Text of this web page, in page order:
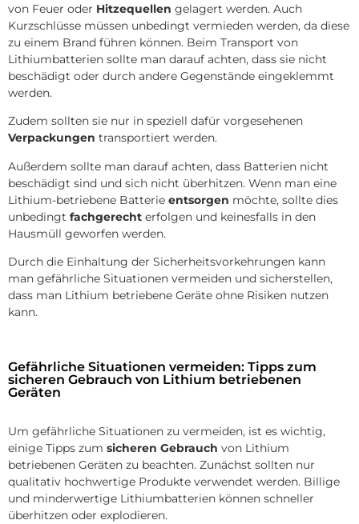
von Feuer oder Hitzequellen gelagert werden. Auch
Kurzschlüsse müssen unbedingt vermieden werden, da diese
zu einem Brand führen können. Beim Transport von
Lithiumbatterien sollte man darauf achten, dass sie nicht
beschädigt oder durch andere Gegenstände eingeklemmt
werden.
Zudem sollten sie nur in speziell dafür vorgesehenen
Verpackungen transportiert werden.
Außerdem sollte man darauf achten, dass Batterien nicht
beschädigt sind und sich nicht überhitzen. Wenn man eine
Lithium-betriebene Batterie entsorgen möchte, sollte dies
unbedingt fachgerecht erfolgen und keinesfalls in den
Hausmüll geworfen werden.
Durch die Einhaltung der Sicherheitsvorkehrungen kann
man gefährliche Situationen vermeiden und sicherstellen,
dass man Lithium betriebene Geräte ohne Risiken nutzen
kann.
Gefährliche Situationen vermeiden: Tipps zum
sicheren Gebrauch von Lithium betriebenen
Geräten
Um gefährliche Situationen zu vermeiden, ist es wichtig,
einige Tipps zum sicheren Gebrauch von Lithium
betriebenen Geräten zu beachten. Zunächst sollten nur
qualitativ hochwertige Produkte verwendet werden. Billige
und minderwertige Lithiumbatterien können schneller
überhitzen oder explodieren.